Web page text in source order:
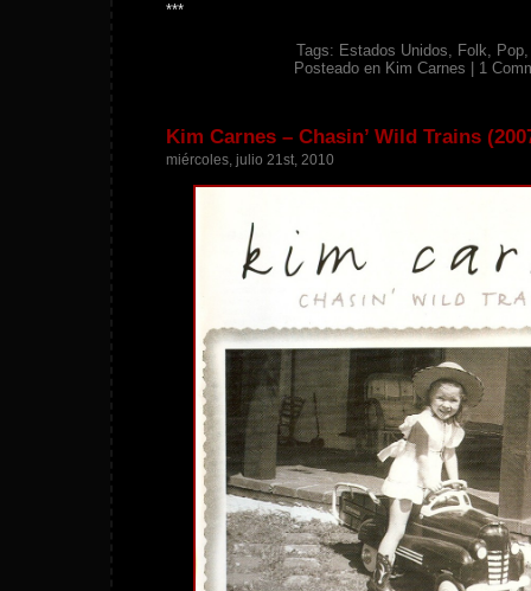
***
Tags: Estados Unidos, Folk, Pop
Posteado en Kim Carnes 1
Kim Carnes – Chasin’ Wild Trains
miércoles, julio 21st, 2010